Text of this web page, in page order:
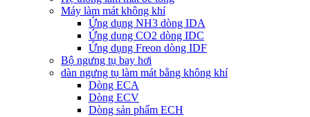
Máy làm mát không khí
Ứng dụng NH3 dòng IDA
Ứng dụng CO2 dòng IDC
Ứng dụng Freon dòng IDF
Bộ ngưng tụ bay hơi
dàn ngưng tụ làm mát bằng không khí
Dòng ECA
Dòng ECV
Dòng sản phẩm ECH